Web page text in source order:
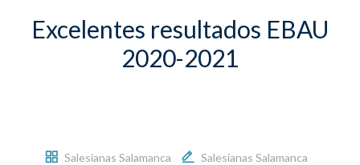
Excelentes resultados EBAU
2020-2021
Salesianas Salamanca
Salesianas Salamanca